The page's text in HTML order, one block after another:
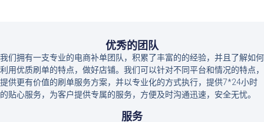
优秀的团队
我们拥有一支专业的电商补单团队，积累了丰富的的经验，并且了解如何
利用优质刷单的特点，做好店铺。我们可以针对不同平台和情况的特点，
提供更有价值的刷单服务方案，并以专业化的方式执行，提供7*24小时
的贴心服务，为客户提供专属的服务，方便及时沟通迅速，安全无忧。
服务